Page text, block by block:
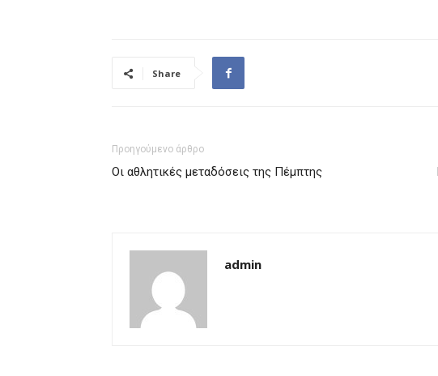
Share
Προηγούμενο άρθρο
Οι αθλητικές μεταδόσεις της Πέμπτης
admin